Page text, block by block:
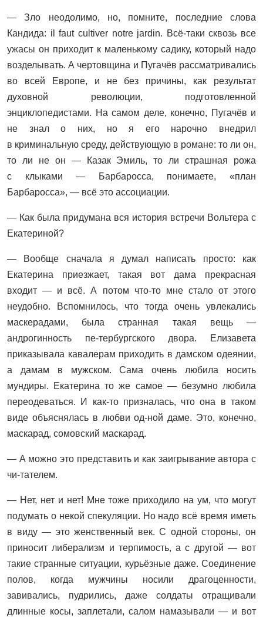
— Зло неодолимо, но, помните, последние слова
Кандида: il faut cultiver notre jardin. Всё-таки сквозь все
ужасы он приходит к маленькому садику, который надо
возделывать. А чертовщина и Пугачёв рассматривались
во всей Европе, и не без причины, как результат
духовной революции, подготовленной
энциклопедистами. На самом деле, конечно, Пугачёв и
не знал о них, но я его нарочно внедрил
в криминальную среду, действующую в романе: то ли он,
то ли не он — Казак Эмиль, то ли страшная рожа
с клыками — Барбаросса, понимаете, «план
Барбаросса», — всё это ассоциации.
— Как была придумана вся история встречи Вольтера с
Екатериной?
— Вообще сначала я думал написать просто: как
Екатерина приезжает, такая вот дама прекрасная
входит — и всё. А потом что-то мне стало от этого
неудобно. Вспомнилось, что тогда очень увлекались
маскерадами, была странная такая вещь —
андрогинность пе-тербургского двора. Елизавета
приказывала кавалерам приходить в дамском одеянии,
а дамам в мужском. Сама очень любила носить
мундиры. Екатерина то же самое — безумно любила
переодеваться. И как-то призналась, что она в таком
виде объяснялась в любви од-ной даме. Это, конечно,
маскарад, сомовский маскарад.
— А можно это представить и как заигрывание автора с
чи-тателем.
— Нет, нет и нет! Мне тоже приходило на ум, что могут
подумать о некой спекуляции. Но надо всё время иметь
в виду — это женственный век. С одной стороны, он
приносит либерализм и терпимость, а с другой — вот
такие странные ситуации, курьёзные даже. Соединение
полов, когда мужчины носили драгоценности,
завивались, пудрились, даже солдаты отращивали
длинные косы, заплетали, салом намазывали — и вот